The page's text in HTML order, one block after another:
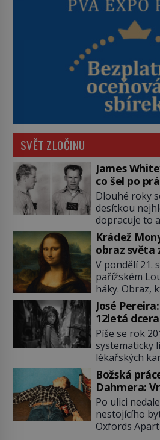
SVĚT ZLOČINU
James
co šel po
Dlouhé roky
desítkou
dopracuje to
po Usámovi
2011). To je
(1929–2018)
na 19
samozřejmě,
drogový
odstranit z
zatímco […]
Krádež
obraz světa
nezvěstný
V pondělí 21.
pařížském
háky. Obraz,
svět, je pryč.
nemyslí, že
Zaměstnanci
Mona Lisa je
dílně nebo u
ukáže
největších
José
12letá
vědí!
Píše se rok
systematicky
lékařských
ležící asi 20
podivínským
nesedí.
mladá dívka z
manželkou,
ty děti byly
Božská
Dahmera:
tratolišti
umývárnách
Po ulici
nestojícího
Oxfords